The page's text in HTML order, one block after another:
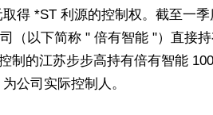
得 *ST 利源的控制权。截至一季
（以下简称 " 倍有智能 "）直接
制的江苏步步高持有倍有智能
公司实际控制人。